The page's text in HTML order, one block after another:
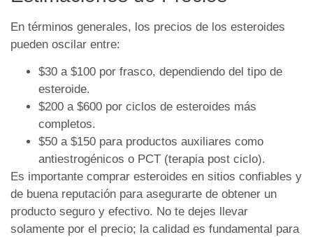
En términos generales, los precios de los esteroides
pueden oscilar entre:
$30 a $100 por frasco, dependiendo del tipo de
esteroide.
$200 a $600 por ciclos de esteroides más
completos.
$50 a $150 para productos auxiliares como
antiestrogénicos o PCT (terapia post ciclo).
Es importante comprar esteroides en sitios confiables y
de buena reputación para asegurarte de obtener un
producto seguro y efectivo. No te dejes llevar
solamente por el precio; la calidad es fundamental para